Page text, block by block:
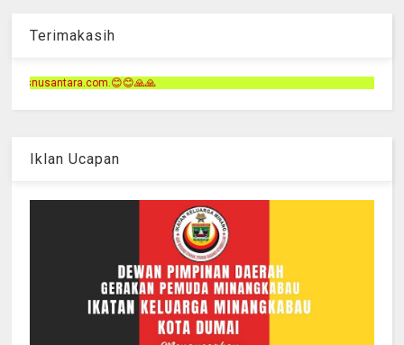
Terimakasih
Iklan Ucapan